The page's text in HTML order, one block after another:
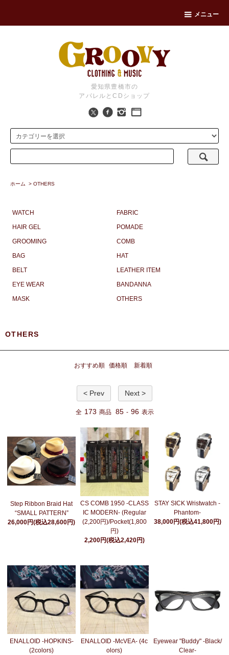
メニュー
愛知県豊橋市の
アパレルとCDショップ
ホーム > OTHERS
WATCH
FABRIC
HAIR GEL
POMADE
GROOMING
COMB
BAG
HAT
BELT
LEATHER ITEM
EYE WEAR
BANDANNA
MASK
OTHERS
OTHERS
おすすめ順 価格順 新着順
< Prev Next >
全 173 商品 85 - 96 表示
Step Ribbon Braid Hat
“SMALL PATTERN”
26,000円(税込28,600円)
CS COMB 1950 -CLASS
IC MODERN- (Regular
(2,200円)/Pocket(1,800
円)
2,200円(税込2,420円)
STAY SICK Wristwatch -
Phantom-
38,000円(税込41,800円)
ENALLOID -HOPKINS-
(2colors)
ENALLOID -McVEA- (4c
olors)
Eyewear "Buddy" -Black/
Clear-